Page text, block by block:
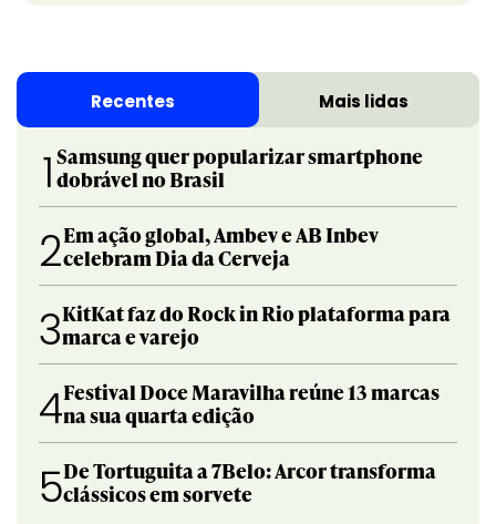
Recentes Mais lidas
1 Samsung quer popularizar smartphone
dobrável no Brasil
2Em ação global, Ambev e AB Inbev
celebram Dia da Cerveja
3KitKat faz do Rock in Rio plataforma para
marca e varejo
4Festival Doce Maravilha reúne 13 marcas
na sua quarta edição
5De Tortuguita a 7Belo: Arcor transforma
clássicos em sorvete